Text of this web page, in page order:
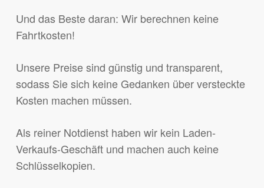
Und das Beste daran: Wir berechnen keine
Fahrtkosten!
Unsere Preise sind günstig und transparent,
sodass Sie sich keine Gedanken über versteckte
Kosten machen müssen.
Als reiner Notdienst haben wir kein Laden-
Verkaufs-Geschäft und machen auch keine
Schlüsselkopien.